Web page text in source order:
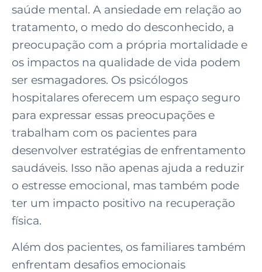
saúde mental. A ansiedade em relação ao
tratamento, o medo do desconhecido, a
preocupação com a própria mortalidade e
os impactos na qualidade de vida podem
ser esmagadores. Os psicólogos
hospitalares oferecem um espaço seguro
para expressar essas preocupações e
trabalham com os pacientes para
desenvolver estratégias de enfrentamento
saudáveis. Isso não apenas ajuda a reduzir
o estresse emocional, mas também pode
ter um impacto positivo na recuperação
física.
Além dos pacientes, os familiares também
enfrentam desafios emocionais